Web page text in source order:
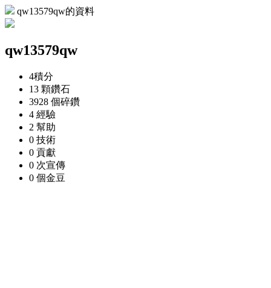
qw13579qw的資料
qw13579qw
4積分
13 顆鑽石
3928 個碎鑽
4 經驗
2 幫助
0 技術
0 貢獻
0 次宣傳
0 個金豆